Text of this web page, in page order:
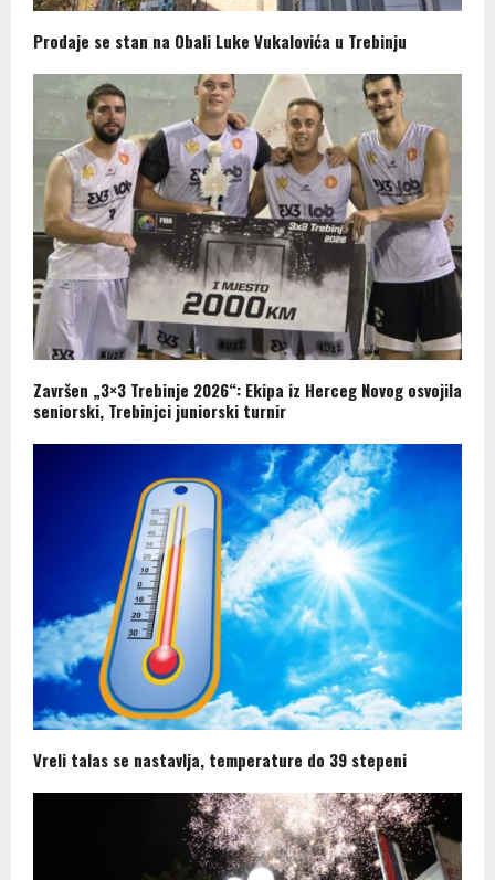
Prodaje se stan na Obali Luke Vukalovića u Trebinju
Završen „3×3 Trebinje 2026“: Ekipa iz Herceg Novog osvojila
seniorski, Trebinjci juniorski turnir
Vreli talas se nastavlja, temperature do 39 stepeni